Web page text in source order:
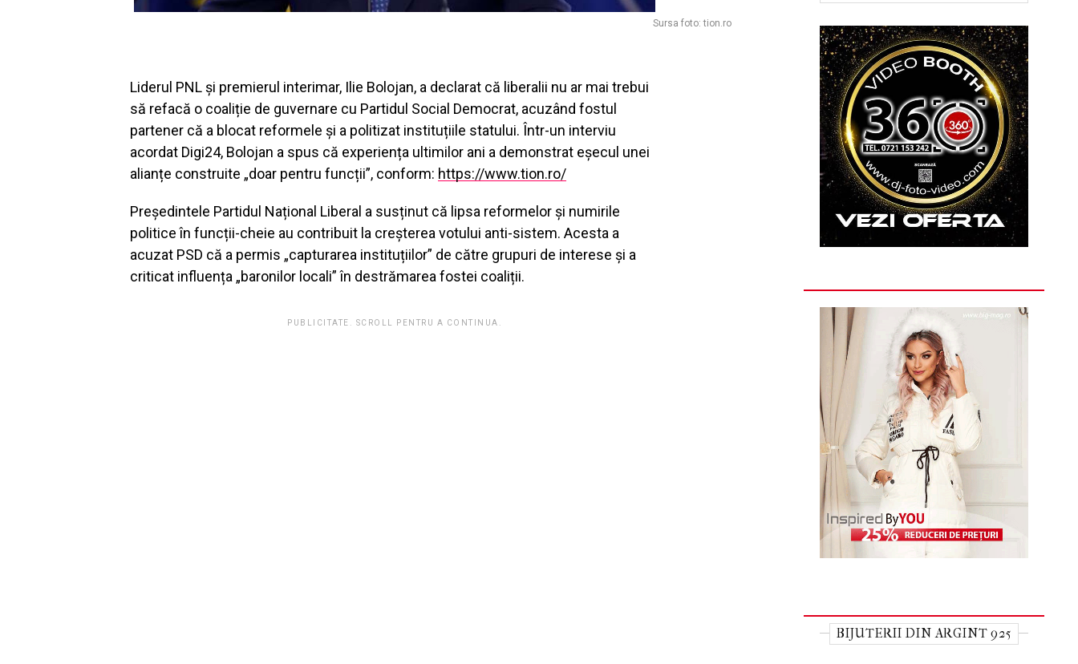
Sursa foto: tion.ro
Liderul PNL și premierul interimar, Ilie Bolojan, a declarat că liberalii nu ar mai trebui
să refacă o coaliție de guvernare cu Partidul Social Democrat, acuzând fostul
partener că a blocat reformele și a politizat instituțiile statului. Într-un interviu
acordat Digi24, Bolojan a spus că experiența ultimilor ani a demonstrat eșecul unei
alianțe construite „doar pentru funcții”, conform: https://www.tion.ro/
Președintele Partidul Național Liberal a susținut că lipsa reformelor și numirile
politice în funcții-cheie au contribuit la creșterea votului anti-sistem. Acesta a
acuzat PSD că a permis „capturarea instituțiilor” de către grupuri de interese și a
criticat influența „baronilor locali” în destrămarea fostei coaliții.
PUBLICITATE. SCROLL PENTRU A CONTINUA.
BIJUTERII DIN ARGINT 925